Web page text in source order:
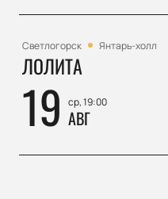
Светлогорск Янтарь-холл
ЛОЛИТА
19 ср, 19:00
АВГ